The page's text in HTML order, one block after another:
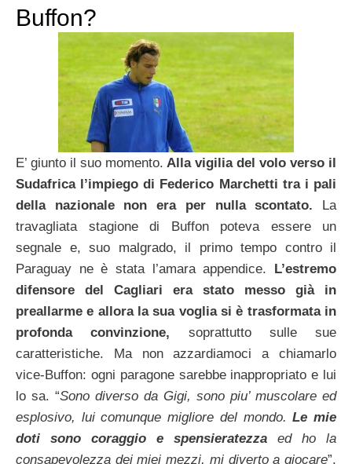
Buffon?
E’ giunto il suo momento. Alla vigilia del volo verso il
Sudafrica l’impiego di Federico Marchetti tra i pali
della nazionale non era per nulla scontato. La
travagliata stagione di Buffon poteva essere un
segnale e, suo malgrado, il primo tempo contro il
Paraguay ne è stata l’amara appendice. L’estremo
difensore del Cagliari era stato messo già in
preallarme e allora la sua voglia si è trasformata in
profonda convinzione, soprattutto sulle sue
caratteristiche. Ma non azzardiamoci a chiamarlo
vice-Buffon: ogni paragone sarebbe inappropriato e lui
lo sa. “Sono diverso da Gigi, sono piu’ muscolare ed
esplosivo, lui comunque migliore del mondo.Le mie
doti sono coraggio e spensieratezza ed ho la
consapevolezza dei miei mezzi, mi diverto a giocare”.